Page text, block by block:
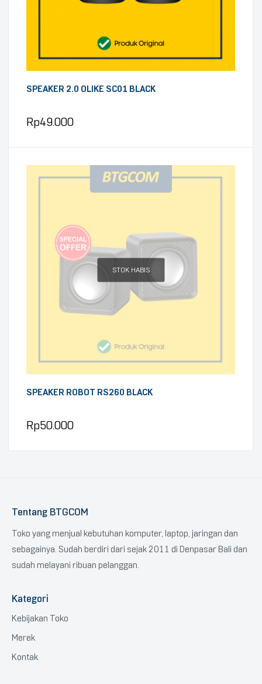
SPEAKER 2.0 OLIKE SC01 BLACK
Rp49.000
STOK HABIS
SPEAKER ROBOT RS260 BLACK
Rp50.000
Tentang BTGCOM
Toko yang menjual kebutuhan komputer, laptop, jaringan dan
sebagainya. Sudah berdiri dari sejak 2011 di Denpasar Bali dan
sudah melayani ribuan pelanggan.
Kategori
Kebijakan Toko
Merek
Kontak